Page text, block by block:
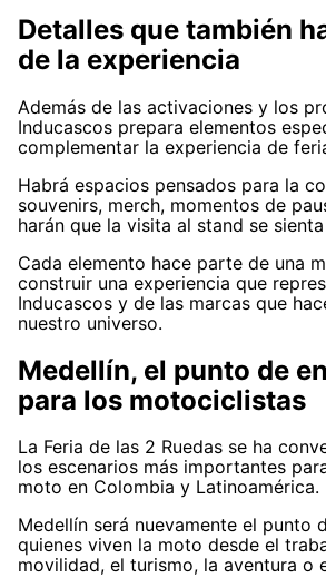
Detalles que también
de la experiencia
Además de las activaciones y los
Inducascos prepara elementos
complementar la experiencia de
Habrá espacios pensados para la
souvenirs, merch, momentos de
harán que la visita al stand se
Cada elemento hace parte de una
construir una experiencia que
Inducascos y de las marcas que
nuestro universo.
Medellín, el punto de
para los motociclistas
La Feria de las 2 Ruedas se ha
los escenarios más importantes
moto en Colombia y Latinoamérica.
Medellín será nuevamente el punto
quienes viven la moto desde el
movilidad, el turismo, la aventura o